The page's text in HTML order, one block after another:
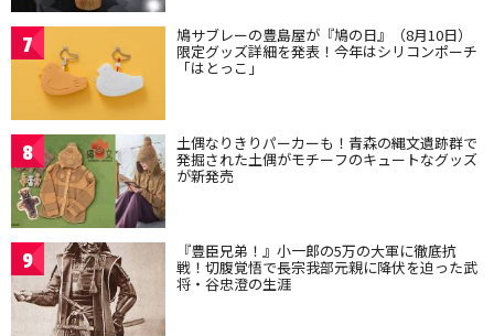
7 鳩サブレーの豊島屋が『鳩の日』（8月10日）
限定グッズ詳細を発表！今年はシリコンポーチ
「はとっこ」
8 土偶なりきりパーカーも！青森の縄文遺跡群で
発掘された土偶がモチーフのキュートなグッズ
が新発売
9 『豊臣兄弟！』小一郎の5万の大軍に徹底抗
戦！切腹覚悟で長宗我部元親に降伏を迫った武
将・谷忠澄の生涯